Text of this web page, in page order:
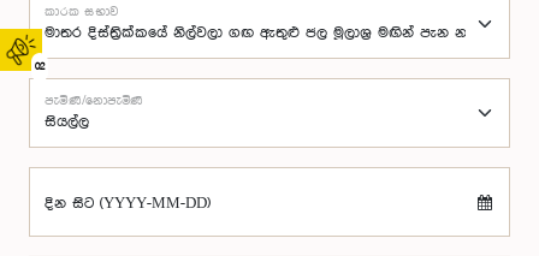
02
කාරක සභාව
පැමිණි/නොපැමිණි
දින සිට (YYYY-MM-DD)